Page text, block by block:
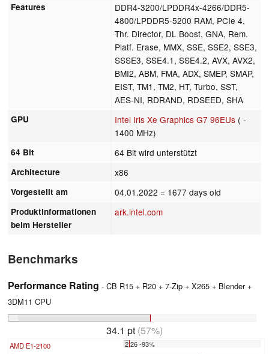
Features
DDR4-3200/LPDDR4x-4266/DDR5-
4800/LPDDR5-5200 RAM, PCIe 4,
Thr. Director, DL Boost, GNA, Rem.
Platf. Erase, MMX, SSE, SSE2, SSE3,
SSSE3, SSE4.1, SSE4.2, AVX, AVX2,
BMI2, ABM, FMA, ADX, SMEP, SMAP,
EIST, TM1, TM2, HT, Turbo, SST,
AES-NI, RDRAND, RDSEED, SHA
GPU Intel Iris Xe Graphics G7 96EUs ( -
1400 MHz)
64 Bit 64 Bit wird unterstützt
Architecture x86
Vorgestellt am 04.01.2022 = 1677 days old
Produktinformationen
beim Hersteller
ark.intel.com
Benchmarks
Performance Rating - CB R15 + R20 + 7-Zip + X265 + Blender +
3DM11 CPU
34.1 pt (57%)
AMD E1-2100 2.26 -93%